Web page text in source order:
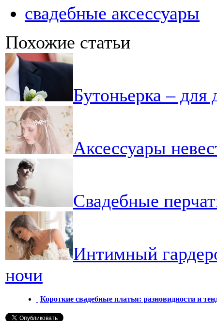
свадебные аксессуары
Похожие статьи
Бутоньерка – для
Аксессуары
Свадебные
Интимный
ночи
Короткие свадебные платья: разновидности и